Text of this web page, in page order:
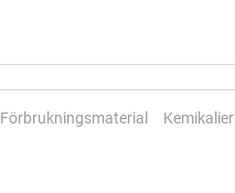
Förbrukningsmaterial Kemikalier